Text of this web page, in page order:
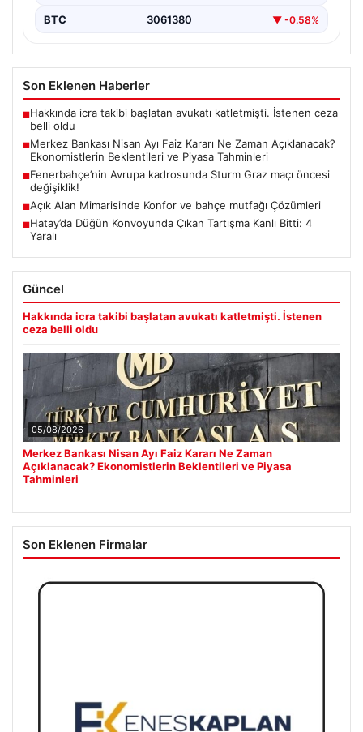
BTC 3061380 ▼ -0.58%
Son Eklenen Haberler
■Hakkında icra takibi başlatan avukatı katletmişti. İstenen ceza
belli oldu
■Merkez Bankası Nisan Ayı Faiz Kararı Ne Zaman Açıklanacak?
Ekonomistlerin Beklentileri ve Piyasa Tahminleri
■Fenerbahçe’nin Avrupa kadrosunda Sturm Graz maçı öncesi
değişiklik!
■Açık Alan Mimarisinde Konfor ve bahçe mutfağı Çözümleri
■Hatay’da Düğün Konvoyunda Çıkan Tartışma Kanlı Bitti: 4
Yaralı
Güncel
Hakkında icra takibi başlatan avukatı katletmişti. İstenen
ceza belli oldu
05/08/2026
Merkez Bankası Nisan Ayı Faiz Kararı Ne Zaman
Açıklanacak? Ekonomistlerin Beklentileri ve Piyasa
Tahminleri
Son Eklenen Firmalar